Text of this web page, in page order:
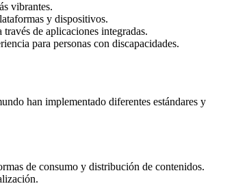
vibrantes.
y dispositivos.
de aplicaciones integradas.
para personas con discapacidades.
han implementado diferentes estándares y
de consumo y distribución de contenidos.